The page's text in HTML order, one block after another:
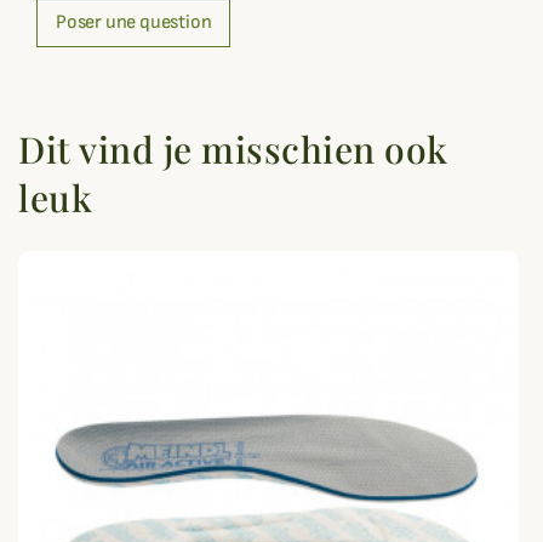
Poser une question
Dit vind je misschien ook
leuk